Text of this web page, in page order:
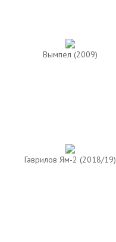
Вымпел (2009)
Гаврилов Ям-2 (2018/19)